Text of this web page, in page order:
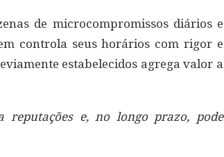
de microcompromissos diários e
controla seus horários com rigor e
estabelecidos agrega valor a
reputações e, no longo prazo, pode